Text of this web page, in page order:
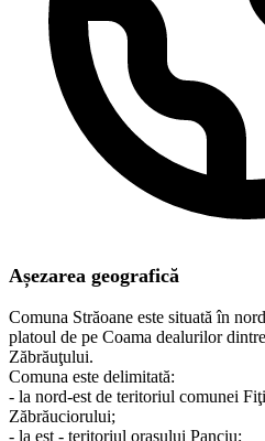
Așezarea geografică
Comuna Străoane este situată în
platoul de pe Coama dealurilor
Zăbrăuţului.
Comuna este delimitată:
- la nord-est de teritoriul comunei
Zăbrăuciorului;
- la est - teritoriul oraşului Panciu;